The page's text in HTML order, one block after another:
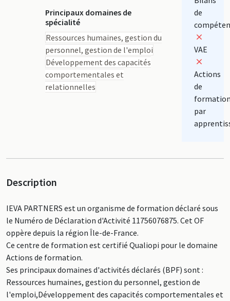
Principaux domaines de
spécialité
Ressources humaines, gestion du
personnel, gestion de l'emploi
Développement des capacités
comportementales et
relationnelles
de
VAE
Actions
de
par
Description
IEVA PARTNERS est un organisme de formation déclaré sous
le Numéro de Déclaration d'Activité 11756076875. Cet OF
oppère depuis la région Île-de-France.
Ce centre de formation est certifié Qualiopi pour le domaine
Actions de formation.
Ses principaux domaines d'activités déclarés (BPF) sont :
Ressources humaines, gestion du personnel, gestion de
l'emploi,Développement des capacités comportementales et